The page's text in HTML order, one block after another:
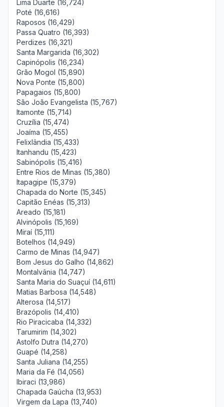
Lima Duarte (16,724)
Poté (16,616)
Raposos (16,429)
Passa Quatro (16,393)
Perdizes (16,321)
Santa Margarida (16,302)
Capinópolis (16,234)
Grão Mogol (15,890)
Nova Ponte (15,800)
Papagaios (15,800)
São João Evangelista (15,767)
Itamonte (15,714)
Cruzília (15,474)
Joaíma (15,455)
Felixlândia (15,433)
Itanhandu (15,423)
Sabinópolis (15,416)
Entre Rios de Minas (15,380)
Itapagipe (15,379)
Chapada do Norte (15,345)
Capitão Enéas (15,313)
Areado (15,181)
Alvinópolis (15,169)
Miraí (15,111)
Botelhos (14,949)
Carmo de Minas (14,947)
Bom Jesus do Galho (14,862)
Montalvânia (14,747)
Santa Maria do Suaçuí (14,611)
Matias Barbosa (14,548)
Alterosa (14,517)
Brazópolis (14,410)
Rio Piracicaba (14,332)
Tarumirim (14,302)
Astolfo Dutra (14,270)
Guapé (14,258)
Santa Juliana (14,255)
Maria da Fé (14,056)
Ibiraci (13,986)
Chapada Gaúcha (13,953)
Virgem da Lapa (13,740)